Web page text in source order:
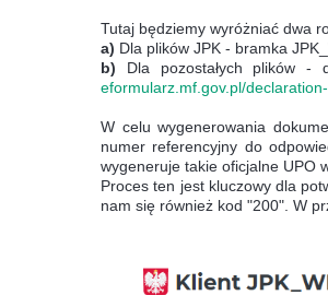
Tutaj będziemy wyróżniać dwa
a) Dla plików JPK - bramka
b) Dla pozostałych plików -
eformularz.mf.gov.pl/
W celu wygenerowania
numer referencyjny do
wygeneruje takie oficjalne UPO
Proces ten jest kluczowy dla
nam się również kod "200". W